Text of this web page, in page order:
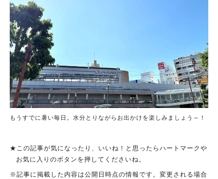
もうすでに暑い毎日。水分とりながらお出かけを楽しみましょう～！
★この記事が気になったり、いいね！と思ったらハートマークや
お気に入りのボタンを押してくださいね。
※記事に掲載した内容は公開日時点の情報です。変更される場合